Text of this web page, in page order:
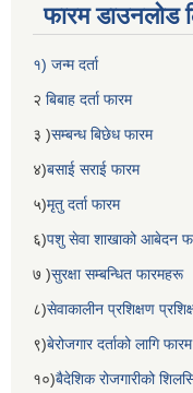
फारम डाउनलोड
१) जन्म दर्ता
२ बिबाह दर्ता फारम
३ )सम्बन्ध बिछेध फारम
४)बसाई सराई फारम
५)मृतु दर्ता फारम
६)पशु सेवा शाखाको आबेदन
७ )सुरक्षा सम्बन्धित फारमहरू
८)सेवाकालीन प्रशिक्षण
९)बेरोजगार दर्ताको लागि फारम
१०)बैदेशिक रोजगारीको